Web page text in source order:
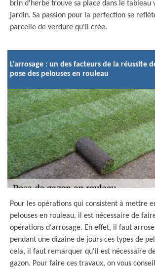
brin d'herbe trouve sa place dans le tableau
jardin. Sa passion pour la perfection se
parcelle de verdure qu'il crée.
L'arrosage : un des facteurs de la réussite
pose des pelouses en rouleau
Pour les opérations qui consistent à mettre
pelouses en rouleau, il est nécessaire de
opérations d'arrosage. En effet, il faut
pendant une dizaine de jours ces types de
cela, il faut remarquer qu'il est nécessaire
gazon. Pour faire ces travaux, on vous